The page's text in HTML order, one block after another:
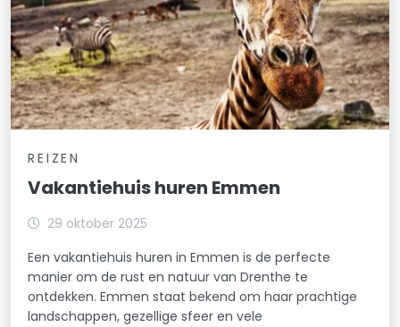
REIZEN
Vakantiehuis huren Emmen
29 oktober 2025
Een vakantiehuis huren in Emmen is de perfecte
manier om de rust en natuur van Drenthe te
ontdekken. Emmen staat bekend om haar prachtige
landschappen, gezellige sfeer en vele